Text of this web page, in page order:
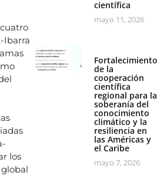
Ibarra
los
científica
mayo 11, 2026
Fortalecimiento
de la
cooperación
científica
regional para la
soberanía del
conocimiento
climático y la
resiliencia en
las Américas y
el Caribe
mayo 7, 2026